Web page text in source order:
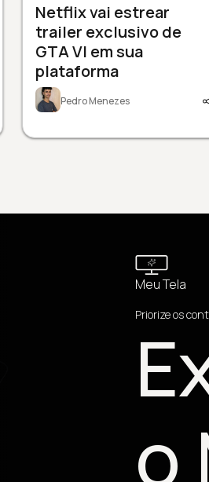
Netflix vai estrear
trailer exclusivo de
GTA VI em sua
plataforma
Pedro Menezes
Meu Tela
Priorize os
o